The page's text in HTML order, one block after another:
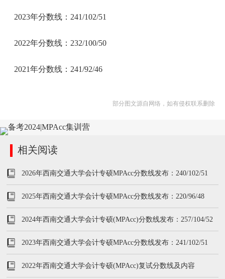
2023年分数线：241/102/51
2022年分数线：232/100/50
2021年分数线：241/92/46
部分图文源自网络，如有侵权联系删除
相关阅读
2026年西南交通大学会计专硕MPAcc分数线发布：240/102/51
2025年西南交通大学会计专硕MPAcc分数线发布：220/96/48
2024年西南交通大学会计专硕(MPAcc)分数线发布：257/104/52
2023年西南交通大学会计专硕MPAcc分数线发布：241/102/51
2022年西南交通大学会计专硕(MPAcc)复试分数线及内容